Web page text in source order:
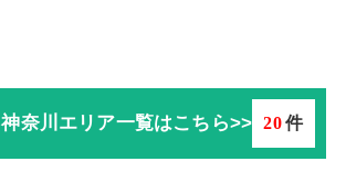
神奈川エリア一覧はこちら>> 20件